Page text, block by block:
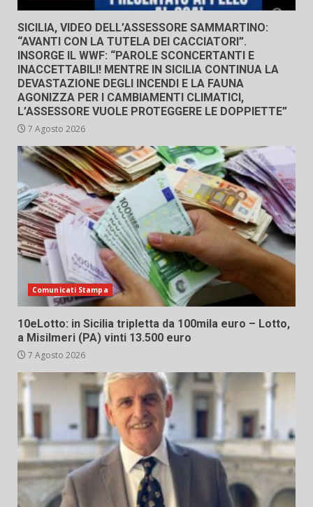
SICILIA, VIDEO DELL’ASSESSORE SAMMARTINO:
“AVANTI CON LA TUTELA DEI CACCIATORI”.
INSORGE IL WWF: “PAROLE SCONCERTANTI E
INACCETTABILI! MENTRE IN SICILIA CONTINUA LA
DEVASTAZIONE DEGLI INCENDI E LA FAUNA
AGONIZZA PER I CAMBIAMENTI CLIMATICI,
L’ASSESSORE VUOLE PROTEGGERE LE DOPPIETTE”
7 Agosto 2026
Comunicati Stampa
10eLotto: in Sicilia tripletta da 100mila euro – Lotto,
a Misilmeri (PA) vinti 13.500 euro
7 Agosto 2026